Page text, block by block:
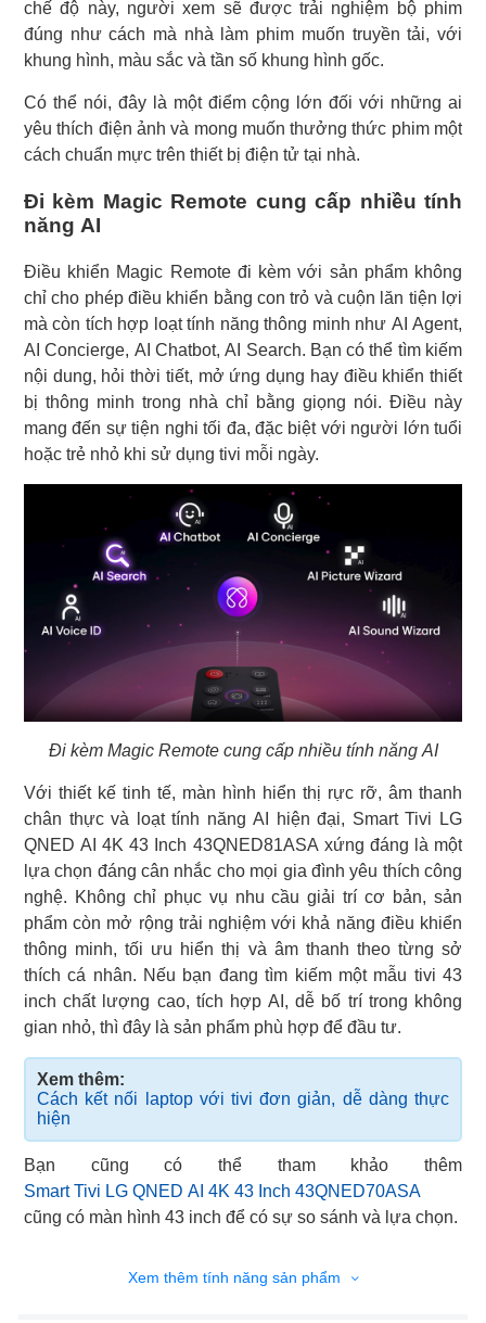
chế độ này, người xem sẽ được trải nghiệm bộ phim
đúng như cách mà nhà làm phim muốn truyền tải, với
khung hình, màu sắc và tần số khung hình gốc.
Có thể nói, đây là một điểm cộng lớn đối với những ai
yêu thích điện ảnh và mong muốn thưởng thức phim một
cách chuẩn mực trên thiết bị điện tử tại nhà.
Đi kèm Magic Remote cung cấp nhiều tính
năng AI
Điều khiển Magic Remote đi kèm với sản phẩm không
chỉ cho phép điều khiển bằng con trỏ và cuộn lăn tiện lợi
mà còn tích hợp loạt tính năng thông minh như AI Agent,
AI Concierge, AI Chatbot, AI Search. Bạn có thể tìm kiếm
nội dung, hỏi thời tiết, mở ứng dụng hay điều khiển thiết
bị thông minh trong nhà chỉ bằng giọng nói. Điều này
mang đến sự tiện nghi tối đa, đặc biệt với người lớn tuổi
hoặc trẻ nhỏ khi sử dụng tivi mỗi ngày.
Đi kèm Magic Remote cung cấp nhiều tính năng AI
Với thiết kế tinh tế, màn hình hiển thị rực rỡ, âm thanh
chân thực và loạt tính năng AI hiện đại, Smart Tivi LG
QNED AI 4K 43 Inch 43QNED81ASA xứng đáng là một
lựa chọn đáng cân nhắc cho mọi gia đình yêu thích công
nghệ. Không chỉ phục vụ nhu cầu giải trí cơ bản, sản
phẩm còn mở rộng trải nghiệm với khả năng điều khiển
thông minh, tối ưu hiển thị và âm thanh theo từng sở
thích cá nhân. Nếu bạn đang tìm kiếm một mẫu tivi 43
inch chất lượng cao, tích hợp AI, dễ bố trí trong không
gian nhỏ, thì đây là sản phẩm phù hợp để đầu tư.
Xem thêm:
Cách kết nối laptop với tivi đơn giản, dễ dàng thực
hiện
Smart Tivi LG QNED AI 4K 43 Inch 43QNED70ASA
cũng có màn hình 43 inch để có sự so sánh và lựa chọn.
Xem thêm tính năng sản phẩm